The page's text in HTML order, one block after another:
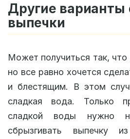
Другие варианты
выпечки
Может получиться так, что
но все равно хочется
и блестящим. В этом
сладкая вода. Только
сладкой воды нужно
сбрызгивать выпечку из